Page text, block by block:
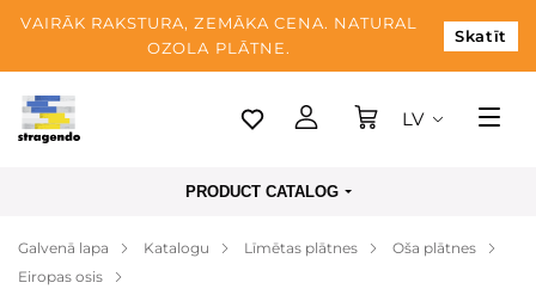
VAIRĀK RAKSTURA, ZEMĀKA CENA. NATURAL
OZOLA PLĀTNE.
Skatīt
Tallina
Apmaksa
LV
PRODUCT CATALOG
Galvenā lapa Katalogu Līmētas plātnes
Oša plātnes
Eiropas osis